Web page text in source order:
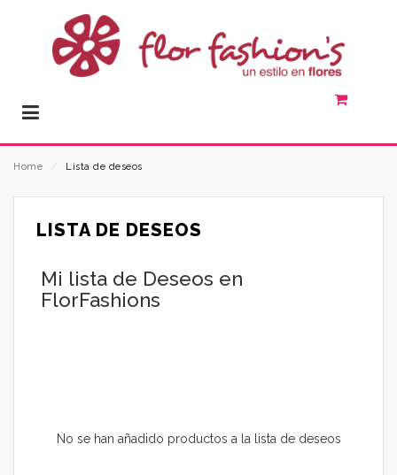
Home Lista de deseos
LISTA DE DESEOS
Mi lista de Deseos en
FlorFashions
No se han añadido productos a la lista de deseos